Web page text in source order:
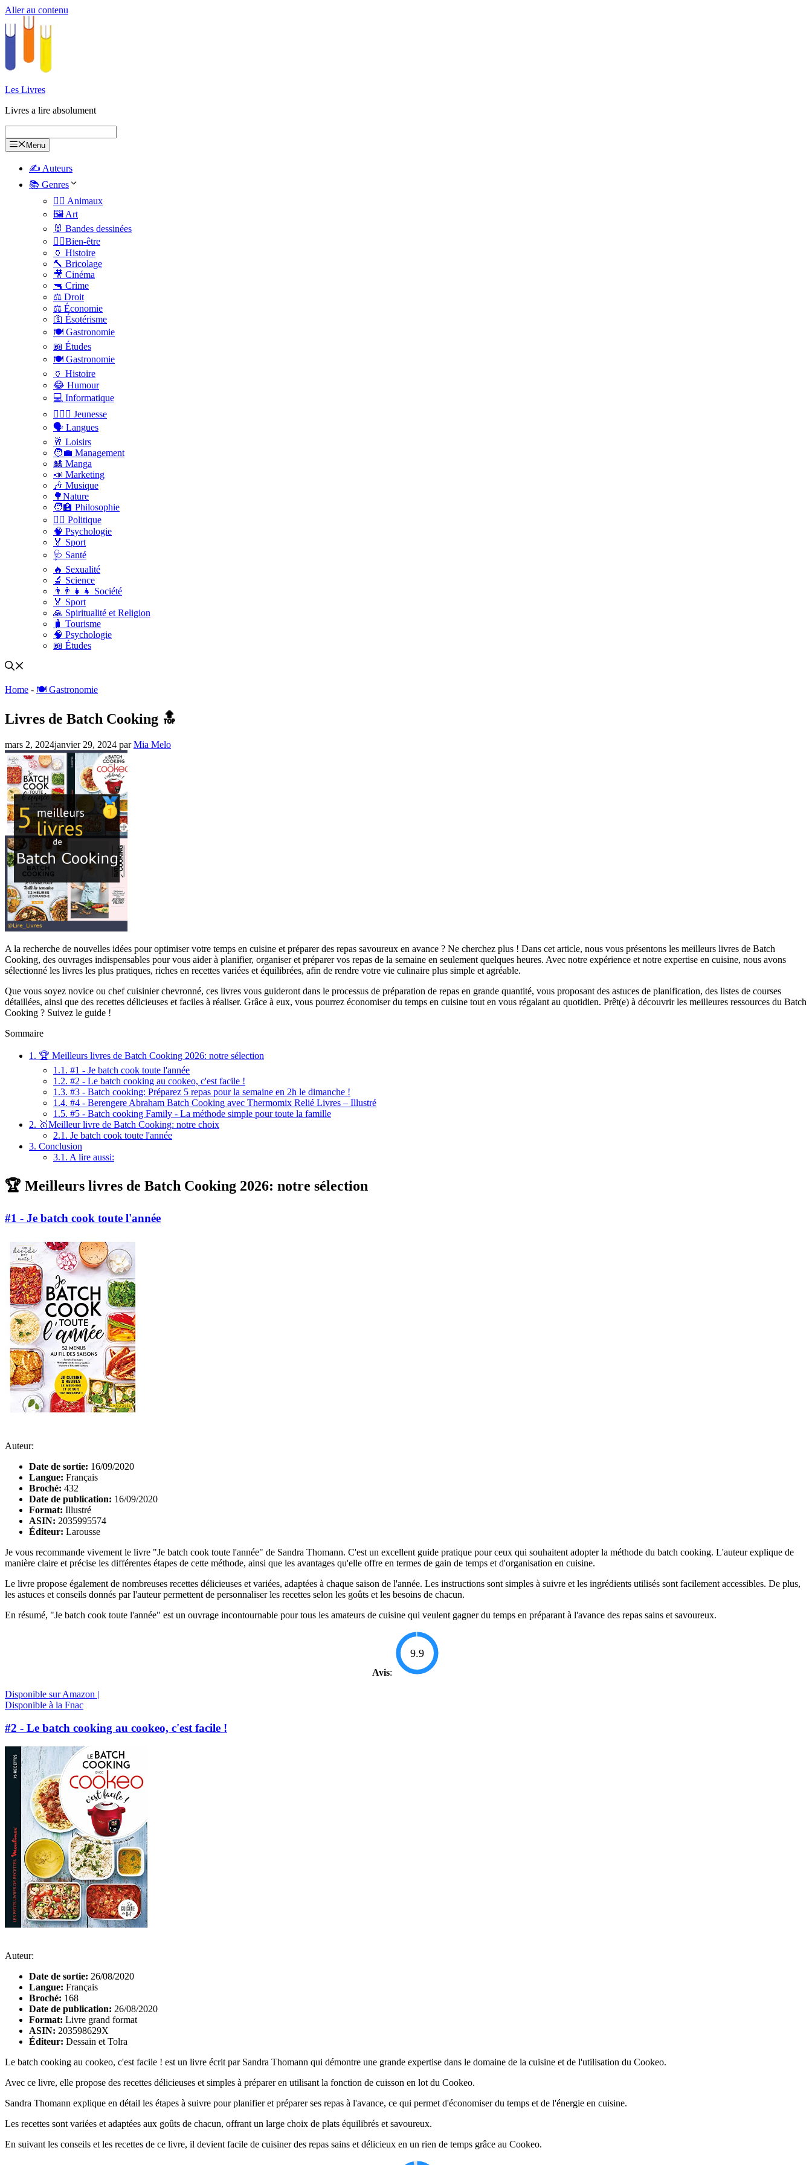
Aller au contenu
Les Livres
Livres a lire absolument
Menu
✍️ Auteurs
📚 Genres
🐕‍🦺 Animaux
🖼️ Art
🐰 Bandes dessinées
🧑‍⚕️Bien-être
🏺 Histoire
🔨 Bricolage
🎥 Cinéma
🔫 Crime
⚖️ Droit
⚖️ Économie
🛐 Ésotérisme
🍽️ Gastronomie
📖 Études
🍽️ Gastronomie
🏺 Histoire
😂 Humour
💻 Informatique
🤸🏽‍♀️ Jeunesse
🗣 Langues
🥂 Loisirs
🧑‍💼 Management
🎎 Manga
📣 Marketing
🎶 Musique
🌳Nature
🧑‍🏫 Philosophie
👨‍⚖️ Politique
🧠 Psychologie
🏅 Sport
🩺 Santé
🔥 Sexualité
🔬 Science
👨‍👨‍👧‍👧 Société
🏅 Sport
🙏 Spiritualité et Religion
🧳 Tourisme
🧠 Psychologie
📖 Études
Home - 🍽️ Gastronomie
Livres de Batch Cooking 🔝
mars 2, 2024janvier 29, 2024 parMia Melo
A la recherche de nouvelles idées pour optimiser votre temps en cuisine et préparer des repas savoureux en avance ? Ne cherchez plus ! Dans cet article, nous vous présentons les meilleurs livres de Batch
Cooking, des ouvrages indispensables pour vous aider à planifier, organiser et préparer vos repas de la semaine en seulement quelques heures. Avec notre expérience et notre expertise en cuisine, nous avons
sélectionné les livres les plus pratiques, riches en recettes variées et équilibrées, afin de rendre votre vie culinaire plus simple et agréable.
Que vous soyez novice ou chef cuisinier chevronné, ces livres vous guideront dans le processus de préparation de repas en grande quantité, vous proposant des astuces de planification, des listes de courses
détaillées, ainsi que des recettes délicieuses et faciles à réaliser. Grâce à eux, vous pourrez économiser du temps en cuisine tout en vous régalant au quotidien. Prêt(e) à découvrir les meilleures ressources du Batch
Cooking ? Suivez le guide !
Sommaire
1. 🏆 Meilleurs livres de Batch Cooking 2026: notre sélection
1.1. #1 - Je batch cook toute l'année
1.2. #2 - Le batch cooking au cookeo, c'est facile !
1.3. #3 - Batch cooking: Préparez 5 repas pour la semaine en 2h le dimanche !
1.4. #4 - Berengere Abraham Batch Cooking avec Thermomix Relié Livres – Illustré
1.5. #5 - Batch cooking Family - La méthode simple pour toute la famille
2. 🥇Meilleur livre de Batch Cooking: notre choix
2.1. Je batch cook toute l'année
3. Conclusion
3.1. A lire aussi:
🏆 Meilleurs livres de Batch Cooking 2026: notre sélection
#1 - Je batch cook toute l'année
Auteur:
Date de sortie: 16/09/2020
Langue: Français
Broché: 432
Date de publication: 16/09/2020
Format: Illustré
ASIN: 2035995574
Éditeur: Larousse
Je vous recommande vivement le livre "Je batch cook toute l'année" de Sandra Thomann. C'est un excellent guide pratique pour ceux qui souhaitent adopter la méthode du batch cooking. L'auteur explique de
manière claire et précise les différentes étapes de cette méthode, ainsi que les avantages qu'elle offre en termes de gain de temps et d'organisation en cuisine.
Le livre propose également de nombreuses recettes délicieuses et variées, adaptées à chaque saison de l'année. Les instructions sont simples à suivre et les ingrédients utilisés sont facilement accessibles. De plus,
les astuces et conseils donnés par l'auteur permettent de personnaliser les recettes selon les goûts et les besoins de chacun.
En résumé, "Je batch cook toute l'année" est un ouvrage incontournable pour tous les amateurs de cuisine qui veulent gagner du temps en préparant à l'avance des repas sains et savoureux.
Avis:
9.9
Disponible sur Amazon |
Disponible à la Fnac
#2 - Le batch cooking au cookeo, c'est facile !
Auteur:
Date de sortie: 26/08/2020
Langue: Français
Broché: 168
Date de publication: 26/08/2020
Format: Livre grand format
ASIN: 203598629X
Éditeur: Dessain et Tolra
Le batch cooking au cookeo, c'est facile ! est un livre écrit par Sandra Thomann qui démontre une grande expertise dans le domaine de la cuisine et de l'utilisation du Cookeo.
Avec ce livre, elle propose des recettes délicieuses et simples à préparer en utilisant la fonction de cuisson en lot du Cookeo.
Sandra Thomann explique en détail les étapes à suivre pour planifier et préparer ses repas à l'avance, ce qui permet d'économiser du temps et de l'énergie en cuisine.
Les recettes sont variées et adaptées aux goûts de chacun, offrant un large choix de plats équilibrés et savoureux.
En suivant les conseils et les recettes de ce livre, il devient facile de cuisiner des repas sains et délicieux en un rien de temps grâce au Cookeo.